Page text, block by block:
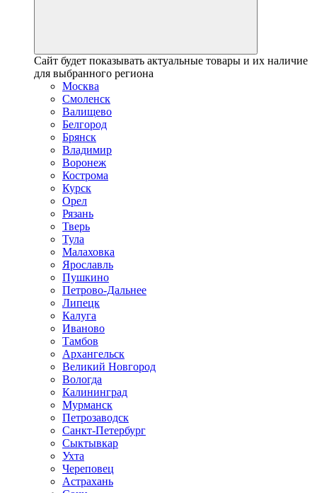
Сайт будет показывать актуальные товары и их наличие
для выбранного региона
Москва
Смоленск
Валищево
Белгород
Брянск
Владимир
Воронеж
Кострома
Курск
Орел
Рязань
Тверь
Тула
Малаховка
Ярославль
Пушкино
Петрово-Дальнее
Липецк
Калуга
Иваново
Тамбов
Архангельск
Великий Новгород
Вологда
Калининград
Мурманск
Петрозаводск
Санкт-Петербург
Сыктывкар
Ухта
Череповец
Астрахань